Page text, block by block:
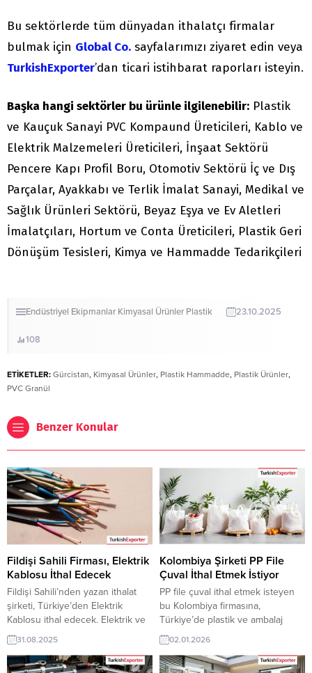
Bu sektörlerde tüm dünyadan ithalatçı firmalar
bulmak için Global Co. sayfalarımızı ziyaret edin veya
TurkishExporter’dan ticari istihbarat raporları isteyin.
Başka hangi sektörler bu ürünle ilgilenebilir: Plastik
ve Kauçuk Sanayi PVC Kompaund Üreticileri, Kablo ve
Elektrik Malzemeleri Üreticileri, İnşaat Sektörü
Pencere Kapı Profil Boru, Otomotiv Sektörü İç ve Dış
Parçalar, Ayakkabı ve Terlik İmalat Sanayi, Medikal ve
Sağlık Ürünleri Sektörü, Beyaz Eşya ve Ev Aletleri
İmalatçıları, Hortum ve Conta Üreticileri, Plastik Geri
Dönüşüm Tesisleri, Kimya ve Hammadde Tedarikçileri
Endüstriyel Ekipmanlar Kimyasal Ürünler Plastik 23.10.2025
108
ETİKETLER: Gürcistan, Kimyasal Ürünler, Plastik Hammadde, Plastik Ürünler,
PVC Granül
Benzer Konular
Fildişi Sahili Firması, Elektrik
Kablosu İthal Edecek
Fildişi Sahili’nden yazan ithalat
şirketi, Türkiye’den Elektrik
Kablosu ithal edecek. Elektrik ve
elektronik ürünler üreticisi olan
Türk şirketler için Fildişi
Sahili’nden gelen bu talep yeni
31.08.2025
Kolombiya Şirketi PP File
Çuval İthal Etmek İstiyor
PP file çuval ithal etmek isteyen
bu Kolombiya firmasına,
Türkiye’de plastik ve ambalaj
sanayi ile PP file çuval üreticisi
veya tedarikçisi olan ihracatçı
firmalar teklif sunabilirler. Yeni bir
02.01.2026